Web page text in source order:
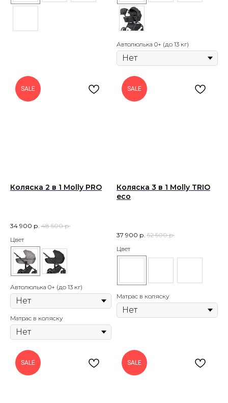
Автолюлька 0+ (до 13 кг)
SALE
Коляска 2 в 1 Molly PRO
34 900 р. 48 500 р.
Цвет
Автолюлька 0+ (до 13 кг)
Матрас в коляску
SALE
Коляска 3 в 1 Molly TRIO
eco
37 900 р. 52 500 р.
Цвет
Матрас в коляску
SALE SALE